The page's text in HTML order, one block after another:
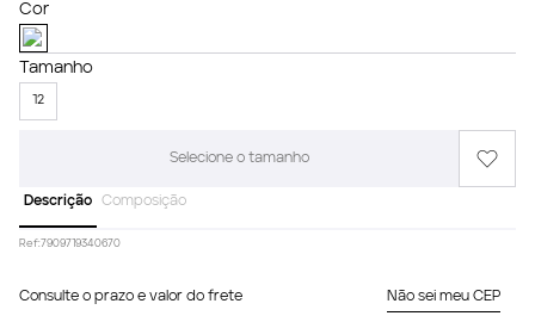
Cor
Tamanho
12
Selecione o tamanho
Descrição Composição
Ref: 7909719340670
Consulte o prazo e valor do frete Não sei meu CEP